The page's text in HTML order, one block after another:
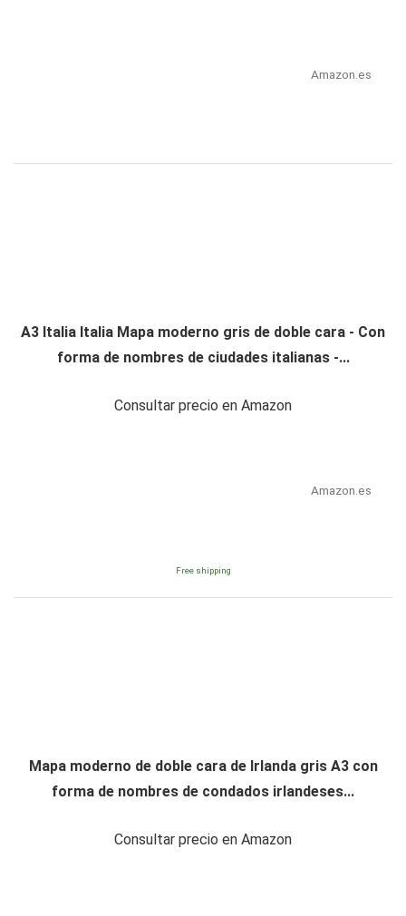
Amazon.es
A3 Italia Italia Mapa moderno gris de doble cara - Con
forma de nombres de ciudades italianas -...
Consultar precio en Amazon
Amazon.es
Free shipping
Mapa moderno de doble cara de Irlanda gris A3 con
forma de nombres de condados irlandeses...
Consultar precio en Amazon